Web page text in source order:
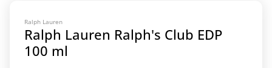
Ralph Lauren
Ralph Lauren Ralph's Club EDP
100 ml